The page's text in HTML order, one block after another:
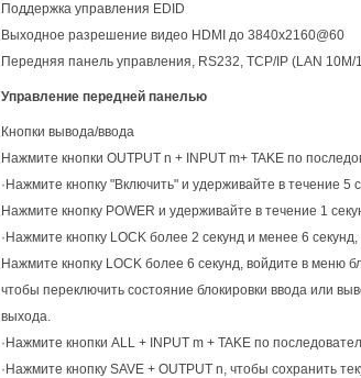
Поддержка управления EDID
Выходное разрешение видео HDMI до 3840x2160@60
Передняя панель управления, RS232, TCP/IP (LAN 10M/
Управление передней панелью
Кнопки вывода/ввода
Нажмите кнопки OUTPUT n + INPUT m+ TAKE по
·Нажмите кнопку "Включить" и удерживайте в течение
Нажмите кнопку POWER и удерживайте в течение 1
· Нажмите кнопку LOCK более 2 секунд и менее 6
Нажмите кнопку LOCK более 6 секунд, войдите в меню
чтобы переключить состояние блокировки ввода или
выхода.
· Нажмите кнопки ALL + INPUT m + TAKE по
· Нажмите кнопку SAVE + OUTPUT n, чтобы сохранить